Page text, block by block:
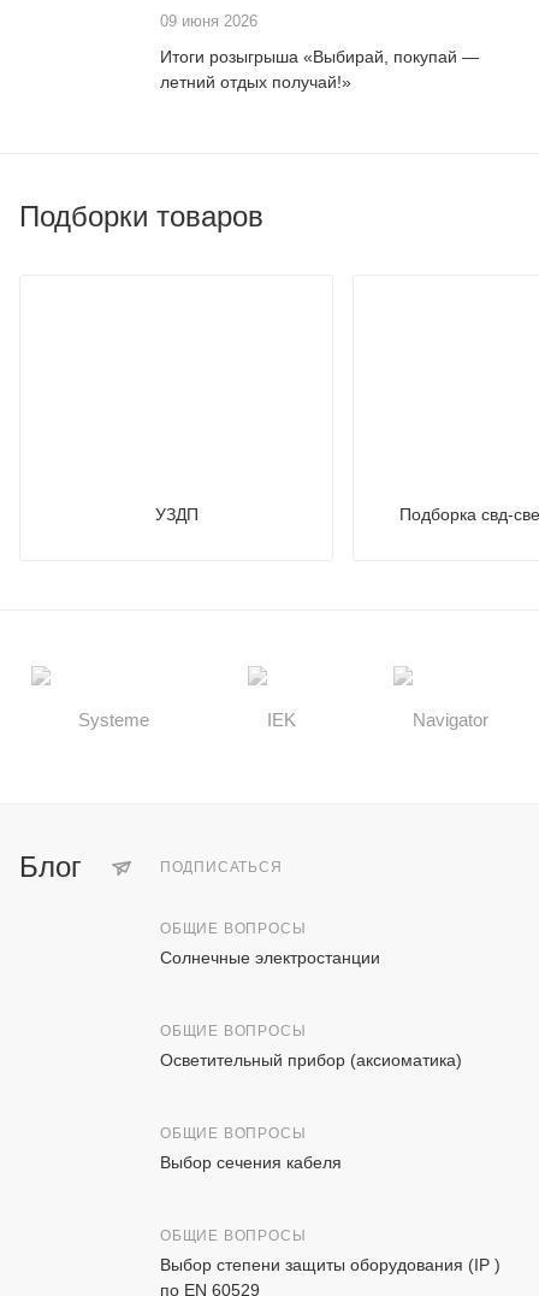
09 июня 2026
Итоги розыгрыша «Выбирай, покупай —
летний отдых получай!»
Подборки товаров
УЗДП Подборка свд-
Блог ПОДПИСАТЬСЯ
ОБЩИЕ ВОПРОСЫ
Солнечные электростанции
ОБЩИЕ ВОПРОСЫ
Осветительный прибор (аксиоматика)
ОБЩИЕ ВОПРОСЫ
Выбор сечения кабеля
ОБЩИЕ ВОПРОСЫ
Выбор степени защиты оборудования (IP )
по EN 60529